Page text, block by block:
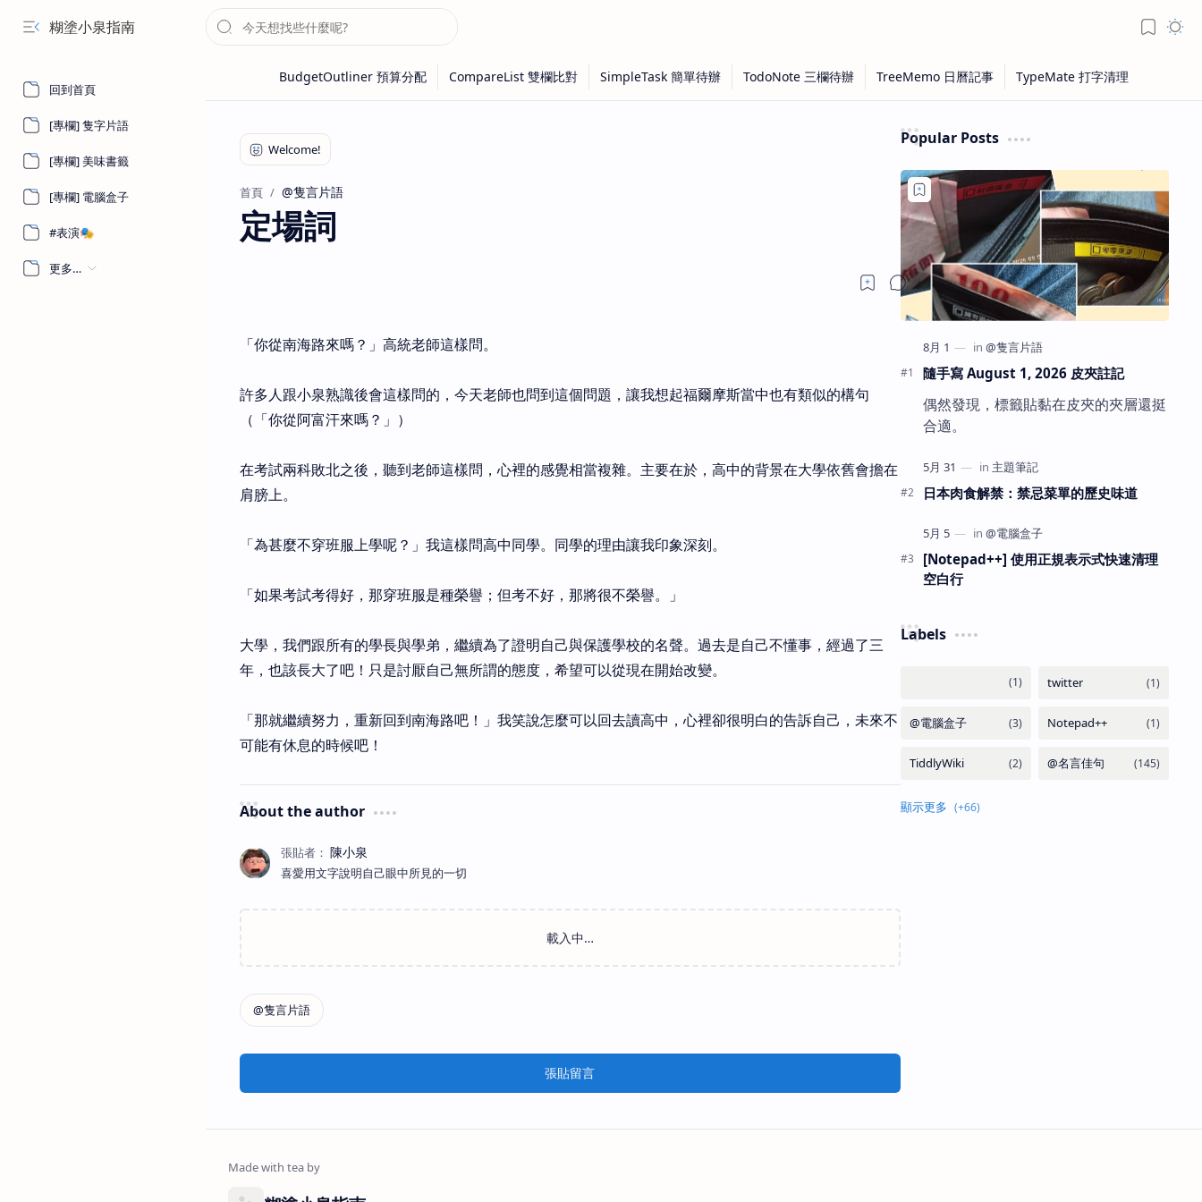
糊塗小泉指南
回到首頁
[專欄] 隻字片語
[專欄] 美味書籤
[專欄] 電腦盒子
#表演🎭
更多…
首頁 @隻言片語
定場詞
「你從南海路來嗎？」高統老師這樣問。
許多人跟小泉熟識後會這樣問的，今天老師也問到這個問題，讓我想起福爾摩斯當中也有類似的構句
（「你從阿富汗來嗎？」）
在考試兩科敗北之後，聽到老師這樣問，心裡的感覺相當複雜。主要在於，高中的背景在大學依舊會擔在
肩膀上。
「為甚麼不穿班服上學呢？」我這樣問高中同學。同學的理由讓我印象深刻。
「如果考試考得好，那穿班服是種榮譽；但考不好，那將很不榮譽。」
大學，我們跟所有的學長與學弟，繼續為了證明自己與保護學校的名聲。過去是自己不懂事，經過了三
年，也該長大了吧！只是討厭自己無所謂的態度，希望可以從現在開始改變。
「那就繼續努力，重新回到南海路吧！」我笑說怎麼可以回去讀高中，心裡卻很明白的告訴自己，未來不
可能有休息的時候吧！
About the author
喜愛用文字說明自己眼中所見的一切
張貼留言
Popular Posts
隨手寫 August 1, 2026 皮夾註記
偶然發現，標籤貼黏在皮夾的夾層還挺
合適。
日本肉食解禁：禁忌菜單的歷史味道
[Notepad++] 使用正規表示式快速清理
空白行
Labels